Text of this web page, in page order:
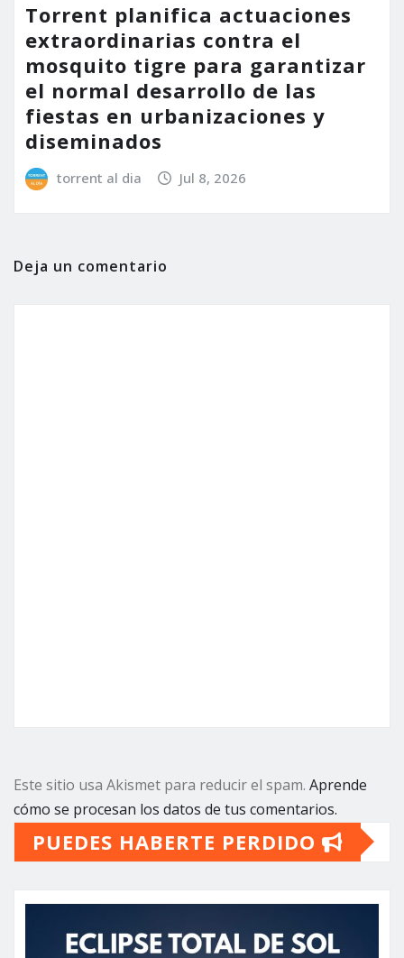
Torrent planifica actuaciones
extraordinarias contra el
mosquito tigre para garantizar
el normal desarrollo de las
fiestas en urbanizaciones y
diseminados
torrent al dia Jul 8, 2026
Deja un comentario
Este sitio usa Akismet para reducir el spam. Aprende
cómo se procesan los datos de tus comentarios.
PUEDES HABERTE PERDIDO